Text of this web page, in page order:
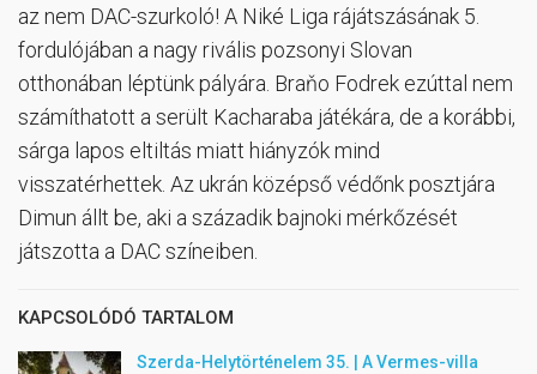
az nem DAC-szurkoló! A Niké Liga rájátszásának 5.
fordulójában a nagy rivális pozsonyi Slovan
otthonában léptünk pályára. Braňo Fodrek ezúttal nem
számíthatott a serült Kacharaba játékára, de a korábbi,
sárga lapos eltiltás miatt hiányzók mind
visszatérhettek. Az ukrán középső védőnk posztjára
Dimun állt be, aki a századik bajnoki mérkőzését
játszotta a DAC színeiben.
KAPCSOLÓDÓ TARTALOM
Szerda-Helytörténelem 35. | A Vermes-villa